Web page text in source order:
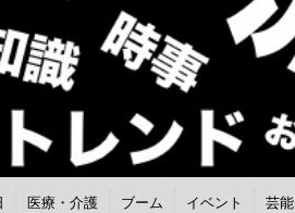
医療・介護 ブーム イベント 芸能